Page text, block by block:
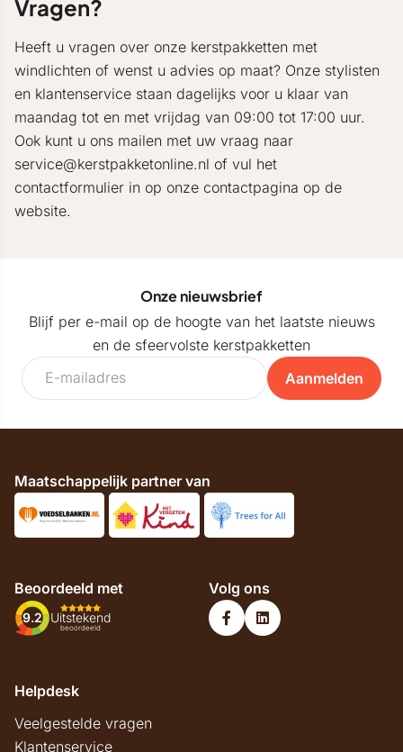
Vragen?
Heeft u vragen over onze kerstpakketten met
windlichten of wenst u advies op maat? Onze stylisten
en klantenservice staan dagelijks voor u klaar van
maandag tot en met vrijdag van 09:00 tot 17:00 uur.
Ook kunt u ons mailen met uw vraag naar
service@kerstpakketonline.nl of vul het
contactformulier in op onze contactpagina op de
website.
Onze nieuwsbrief
Blijf per e-mail op de hoogte van het laatste nieuws
en de sfeervolste kerstpakketten
Aanmelden
Maatschappelijk partner van
Beoordeeld met
9.2 Uitstekend
beoordeeld
Volg ons
Helpdesk
Veelgestelde vragen
Klantenservice